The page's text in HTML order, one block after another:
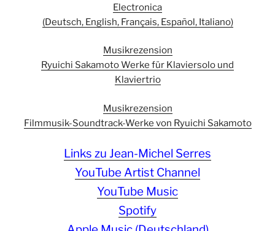
Electronica
(Deutsch, English, Français, Español, Italiano)
Musikrezension
Ryuichi Sakamoto Werke für Klaviersolo und
Klaviertrio
Musikrezension
Filmmusik-Soundtrack-Werke von Ryuichi Sakamoto
Links zu Jean-Michel Serres
YouTube Artist Channel
YouTube Music
Spotify